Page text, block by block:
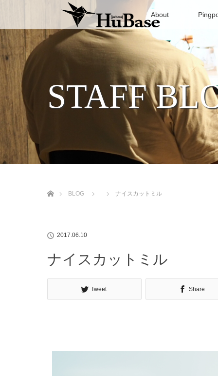
About
STAFF
BLOG
ナイスカットミル
2017.06.10
ナイスカットミル
Tweet Share